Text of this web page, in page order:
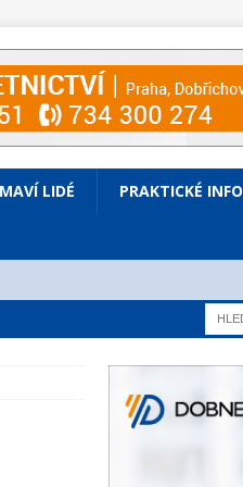
LIDÉ PRAKTICKÉ INFO